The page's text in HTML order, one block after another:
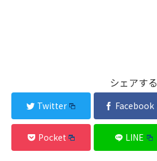
シェアする
Twitter Facebook
Pocket LINE